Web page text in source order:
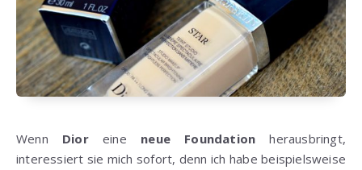
Wenn Dioreine neue Foundation herausbringt,
interessiert sie mich sofort, denn ich habe beispielsweise